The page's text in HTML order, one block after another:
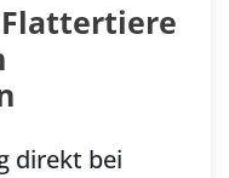
direkt bei